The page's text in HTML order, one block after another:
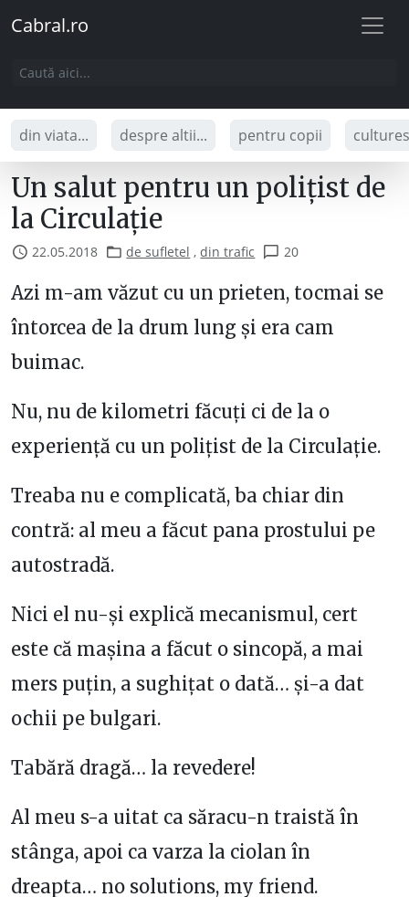
Cabral.ro
din viata... despre altii... pentru copii
Un salut pentru un polițist de
la Circulație
22.05.2018 de sufletel ,din trafic 20
Azi m-am văzut cu un prieten, tocmai se
întorcea de la drum lung și era cam
buimac.
Nu, nu de kilometri făcuți ci de la o
experiență cu un polițist de la Circulație.
Treaba nu e complicată, ba chiar din
contră: al meu a făcut pana prostului pe
autostradă.
Nici el nu-și explică mecanismul, cert
este că mașina a făcut o sincopă, a mai
mers puțin, a sughițat o dată… și-a dat
ochii pe bulgari.
Tabără dragă… la revedere!
Al meu s-a uitat ca săracu-n traistă în
stânga, apoi ca varza la ciolan în
dreapta… no solutions, my friend.